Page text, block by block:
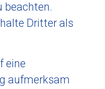
beachten.
Dritter als
eine
aufmerksam